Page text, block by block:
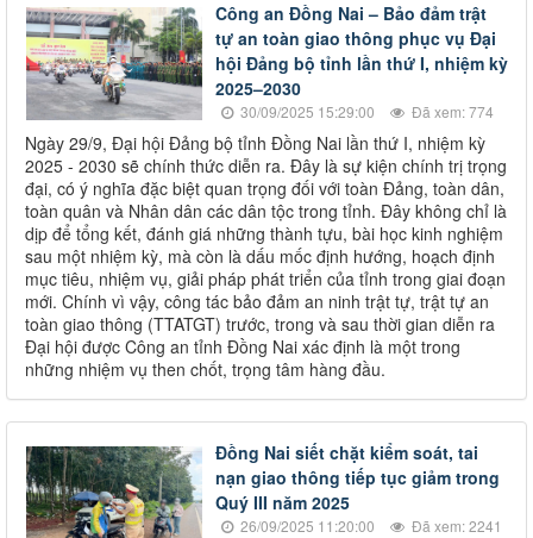
Công an Đồng Nai – Bảo đảm trật
tự an toàn giao thông phục vụ Đại
hội Đảng bộ tỉnh lần thứ I, nhiệm kỳ
2025–2030
30/09/2025 15:29:00 Đã xem: 774
Ngày 29/9, Đại hội Đảng bộ tỉnh Đồng Nai lần thứ I, nhiệm kỳ
2025 - 2030 sẽ chính thức diễn ra. Đây là sự kiện chính trị trọng
đại, có ý nghĩa đặc biệt quan trọng đối với toàn Đảng, toàn dân,
toàn quân và Nhân dân các dân tộc trong tỉnh. Đây không chỉ là
dịp để tổng kết, đánh giá những thành tựu, bài học kinh nghiệm
sau một nhiệm kỳ, mà còn là dấu mốc định hướng, hoạch định
mục tiêu, nhiệm vụ, giải pháp phát triển của tỉnh trong giai đoạn
mới. Chính vì vậy, công tác bảo đảm an ninh trật tự, trật tự an
toàn giao thông (TTATGT) trước, trong và sau thời gian diễn ra
Đại hội được Công an tỉnh Đồng Nai xác định là một trong
những nhiệm vụ then chốt, trọng tâm hàng đầu.
Đồng Nai siết chặt kiểm soát, tai
nạn giao thông tiếp tục giảm trong
Quý III năm 2025
26/09/2025 11:20:00 Đã xem: 2241